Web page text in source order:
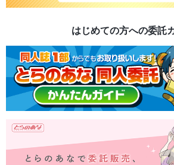
はじめての方への委託